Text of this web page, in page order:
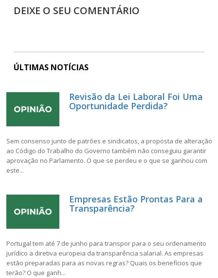
DEIXE O SEU COMENTÁRIO
ÚLTIMAS NOTÍCIAS
Revisão da Lei Laboral Foi Uma
Oportunidade Perdida?
Sem consenso junto de patrões e sindicatos, a proposta de alteração
ao Código do Trabalho do Governo também não conseguiu garantir
aprovação no Parlamento. O que se perdeu e o que se ganhou com
este...
Empresas Estão Prontas Para a
Transparência?
Portugal tem até 7 de junho para transpor para o seu ordenamento
jurídico a diretiva europeia da transparência salarial. As empresas
estão preparadas para as novas regras? Quais os benefícios que
terão? O que ganh...